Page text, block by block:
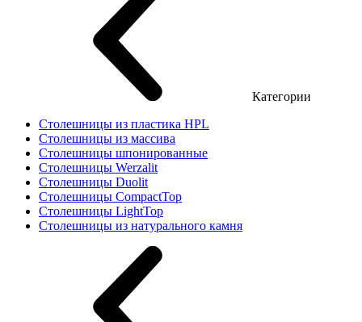
Категории
Столешницы из пластика HPL
Столешницы из массива
Столешницы шпонированные
Столешницы Werzalit
Столешницы Duolit
Столешницы CompactTop
Столешницы LightTop
Столешницы из натурального камня